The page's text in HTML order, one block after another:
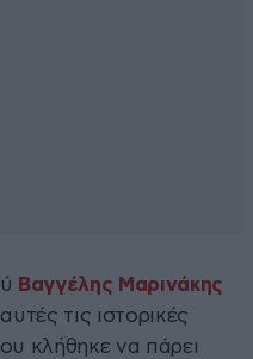
Βαγγέλης Μαρινάκης
τις ιστορικές
κλήθηκε να πάρει